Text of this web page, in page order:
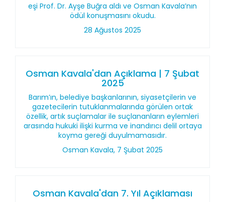
eşi Prof. Dr. Ayşe Buğra aldı ve Osman Kavala’nın
ödül konuşmasını okudu.
28 Ağustos 2025
Osman Kavala'dan Açıklama | 7 Şubat
2025
Barım’ın, belediye başkanlarının, siyasetçilerin ve
gazetecilerin tutuklanmalarında görülen ortak
özellik, artık suçlamalar ile suçlananların eylemleri
arasında hukuki ilişki kurma ve inandırıcı delil ortaya
koyma gereği duyulmamasıdır.
Osman Kavala, 7 Şubat 2025
Osman Kavala'dan 7. Yıl Açıklaması